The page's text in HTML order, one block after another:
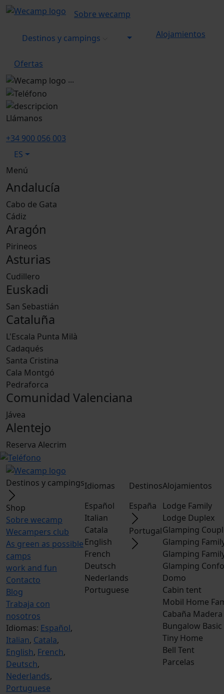
Sobre wecamp
Destinos y campings Alojamientos
Ofertas
...
Llámanos
+34 900 056 003
ES
Menú
Andalucía
Cabo de Gata
Cádiz
Aragón
Pirineos
Asturias
Cudillero
Euskadi
San Sebastián
Cataluña
L'Escala Punta Milà
Cadaqués
Santa Cristina
Cala Montgó
Pedraforca
Comunidad Valenciana
Jávea
Alentejo
Reserva Alecrim
Destinos y campings
Shop
Sobre wecamp
Wecampers club
As green as possible
camps
work and fun
Contacto
Blog
Trabaja con
nosotros
Idiomas: Español,
Italian, Catala,
English, French,
Deutsch,
Nederlands,
Portuguese
Idiomas
Español
Italian
Catala
English
French
Deutsch
Nederlands
Portuguese
Destinos
España
Portugal
Alojamientos
Lodge Family
Lodge Duplex
Glamping
Glamping
Glamping
Glamping
Domo
Cabin tent
Mobil Home
Cabaña Madera
Bungalow Basic
Tiny Home
Bell Tent
Parcelas